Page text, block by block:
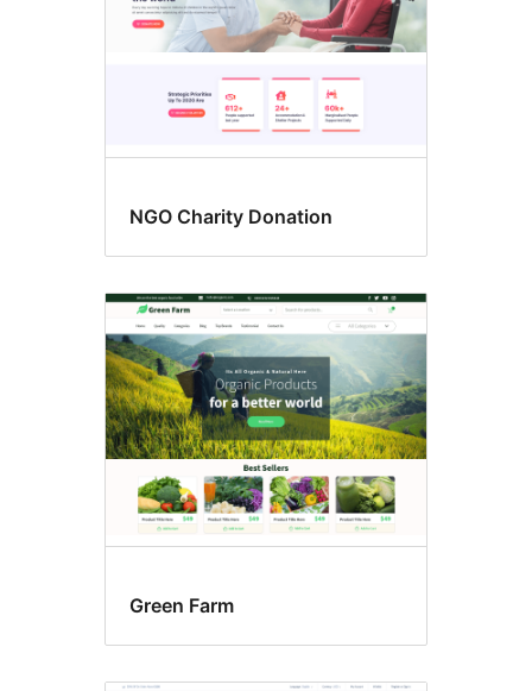
NGO Charity Donation
Green Farm